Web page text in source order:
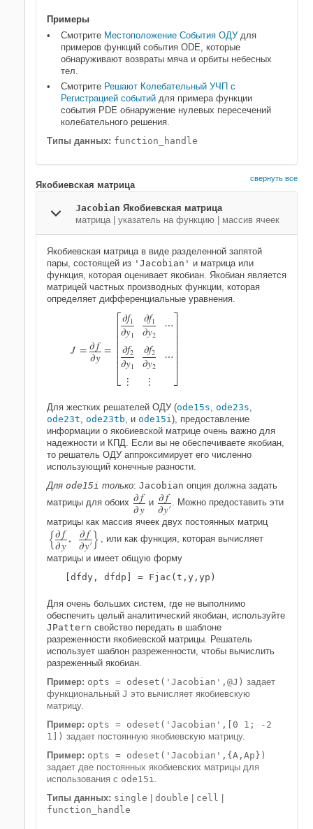
Примеры
Смотрите Местоположение События ОДУдля
примеров функций события ODE, которые
обнаруживают возвраты мяча и орбиты небесных
тел.
Смотрите Решают Колебательный УЧП с
Регистрацией событий для примера функции
события PDE обнаружение нулевых пересечений
колебательного решения.
Типы данных: function_handle
Якобиевская матрица
свернуть все
Jacobian Якобиевская матрица
матрица
указатель на функцию массив ячеек
Якобиевская матрица в виде разделенной запятой
пары, состоящей из 'Jacobian' и матрица или
функция, которая оценивает якобиан. Якобиан является
матрицей частных производных функции, которая
определяет дифференциальные уравнения.
J =∂f
∂y =


∂f1
∂y1
∂f2
∂y1
⋮
∂f1
∂y2
∂f2
∂y2
⋮
⋯
⋯

Для жестких решателей ОДУ (ode15s, ode23s,
ode23t, ode23tb, и ode15i), предоставление
информации о якобиевской матрице очень важно для
надежности и КПД. Если вы не обеспечиваете якобиан,
то решатель ОДУ аппроксимирует его численно
использующий конечные разности.
Для ode15i только: Jacobian опция должна задать
матрицы для обоих ∂f
∂y и ∂f
∂y′ . Можно предоставить эти
матрицы как массив ячеек двух постоянных матриц
{∂f
∂y, ∂f
∂y′}
, или как функция, которая вычисляет
матрицы и имеет общую форму
[dfdy, dfdp] = Fjac(t,y,yp)
Для очень больших систем, где не выполнимо
обеспечить целый аналитический якобиан, используйте
JPattern свойство передать в шаблоне
разреженности якобиевской матрицы. Решатель
использует шаблон разреженности, чтобы вычислить
разреженный якобиан.
Пример: opts = odeset('Jacobian',@J) задает
функциональный J это вычисляет якобиевскую
матрицу.
Пример: opts = odeset('Jacobian',[0 1; -2
1]) задает постоянную якобиевскую матрицу.
Пример: opts = odeset('Jacobian',{A,Ap})
задает две постоянных якобиевских матрицы для
использования с ode15i.
Типы данных: single double cell
function_handle